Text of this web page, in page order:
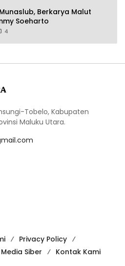
Berkarya Malut
Soeharto
4
Tobelo, Kabupaten
Maluku Utara.
Privacy Policy
Siber
Kontak Kami